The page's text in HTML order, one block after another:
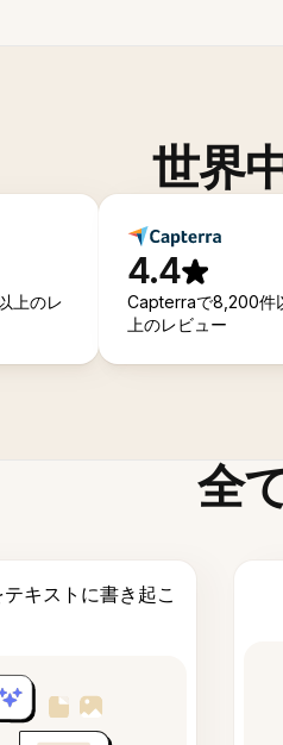
世界
上のレ
4.4
Capterraで8,200件
上のレビュー
全
キストに書き起こ